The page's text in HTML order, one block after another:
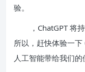
验。
，ChatGPT 将
所以，赶快体验一
人工智能带给我们的